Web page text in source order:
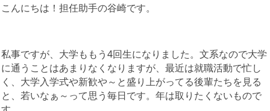
こんにちは！担任助手の谷崎です。
私事ですが、大学ももう4回生になりました。文系なので大学
に通うことはあまりなくなりますが、最近は就職活動で忙し
く、大学入学式や新歓や～と盛り上がってる後輩たちを見る
と、若いなぁ～って思う毎日です。年は取りたくないもので